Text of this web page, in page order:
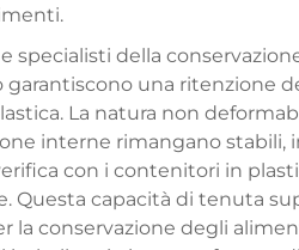
specialisti della
una ritenzione
La natura non
interne rimangano stabili,
con i contenitori in
Questa capacità di tenuta
la conservazione degli